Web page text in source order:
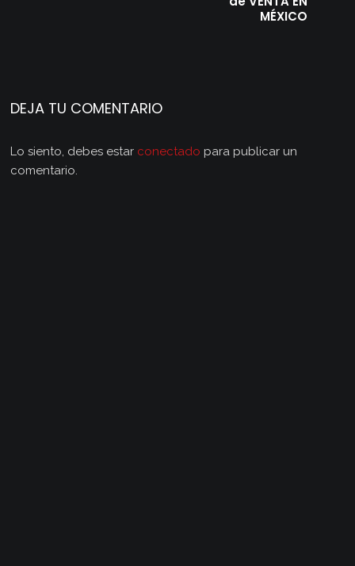
MÉXICO
DEJA TU COMENTARIO
Lo siento, debes estar conectado para publicar un
comentario.